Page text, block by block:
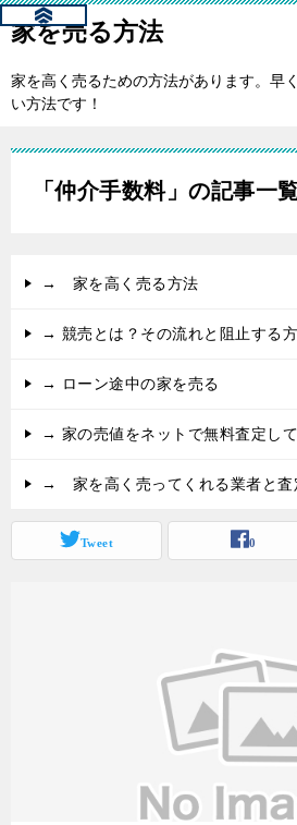
家を売る方法
家を高く売るための方法があります。早
い方法です！
「仲介手数料」の記事一
→ 家を高く売る方法
→ 競売とは？その流れと阻止する
→ ローン途中の家を売る
→ 家の売値をネットで無料査定し
→ 家を高く売ってくれる業者と査
Tweet 0